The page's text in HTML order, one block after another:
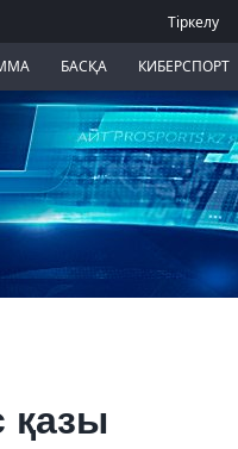
Тіркелу
БАСҚА КИБЕРСПОРТ
қазы